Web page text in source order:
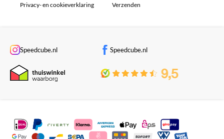
Privacy- en cookieverklaring
Verzenden
Speedcube.nl Speedcube.nl